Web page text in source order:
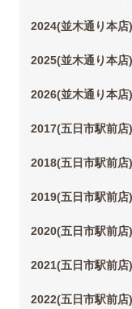
2024(並木通り本店)
2025(並木通り本店)
2026(並木通り本店)
2017(五日市駅前店)
2018(五日市駅前店)
2019(五日市駅前店)
2020(五日市駅前店)
2021(五日市駅前店)
2022(五日市駅前店)